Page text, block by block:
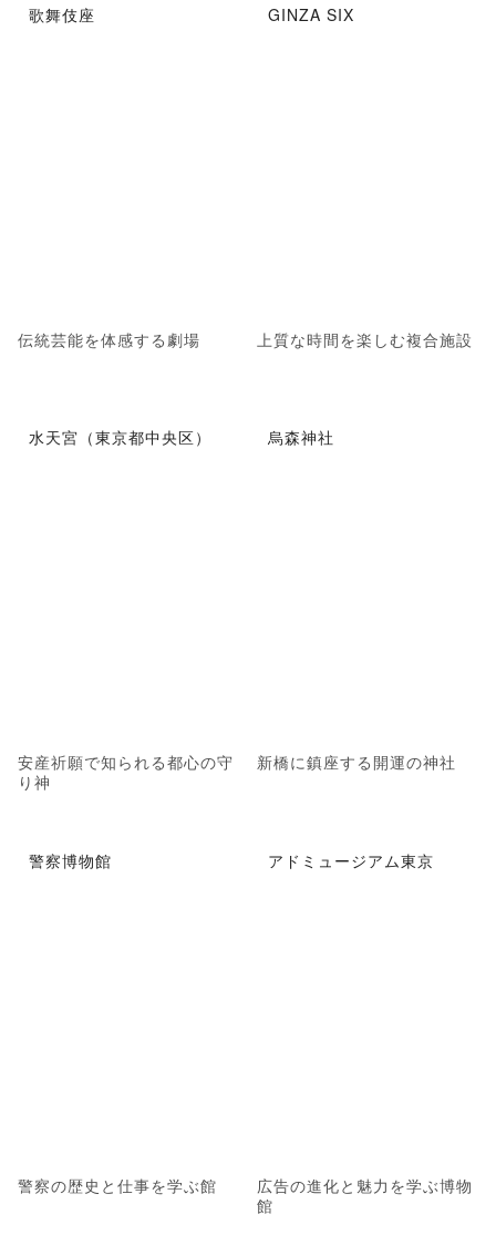
歌舞伎座
伝統芸能を体感する劇場
GINZA SIX
上質な時間を楽しむ複合施設
水天宮（東京都中央区）
安産祈願で知られる都心の守
り神
烏森神社
新橋に鎮座する開運の神社
警察博物館
警察の歴史と仕事を学ぶ館
アドミュージアム東京
広告の進化と魅力を学ぶ博物
館